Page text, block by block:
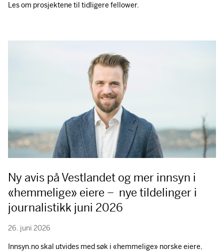
Les om prosjektene til tidligere fellower.
Ny avis på Vestlandet og mer innsyn i
«hemmelige» eiere – nye tildelinger i
journalistikk juni 2026
26. juni 2026
Innsyn.no skal utvides med søk i «hemmelige» norske eiere,